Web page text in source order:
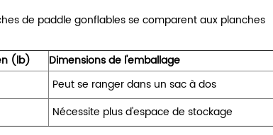
de paddle gonflables se comparent aux planches
(lb)
Dimensions de l'emballage
Peut se ranger dans un sac à dos
Nécessite plus d'espace de stockage